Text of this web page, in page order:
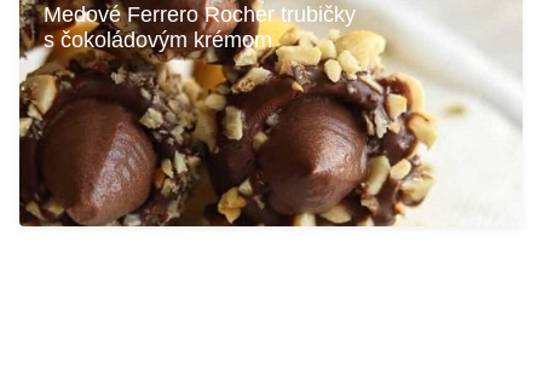
Medové Ferrero Rocher trubičky
s čokoládovým krémom